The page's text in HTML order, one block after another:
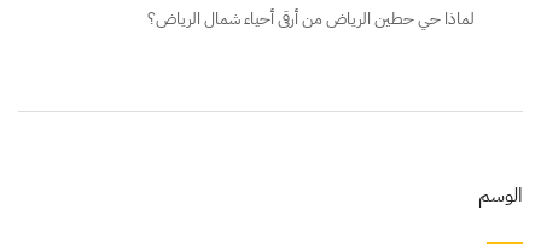
لماذا حي حطين الرياض من أرقى أحياء شمال الرياض؟
الوسم